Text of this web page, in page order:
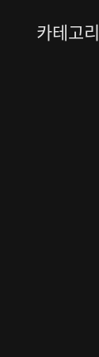
카테고리